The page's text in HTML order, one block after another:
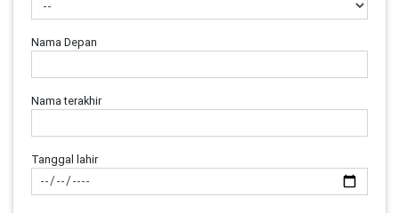
Nama Depan
Nama terakhir
Tanggal lahir